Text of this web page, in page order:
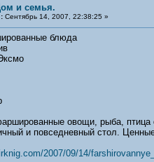
и семья.
:Сентябрь 14, 2007, 22:38:25 »
блюда
овощи, рыба, птица
и повседневный стол.
2007/09/14/